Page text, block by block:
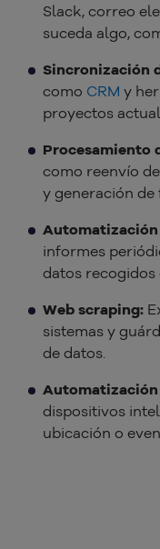
Slack, correo
suceda algo,
Sincronización
como CRM y
proyectos
Procesamiento
como reenvío
y generación de
informes
datos recogidos
Web scraping:
sistemas y
de datos.
dispositivos
ubicación o